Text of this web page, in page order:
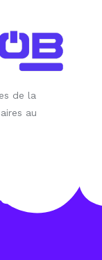
de la
au